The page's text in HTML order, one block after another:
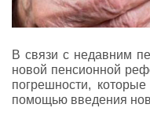
В связи с недавним
новой пенсионной
погрешности,
помощью введения